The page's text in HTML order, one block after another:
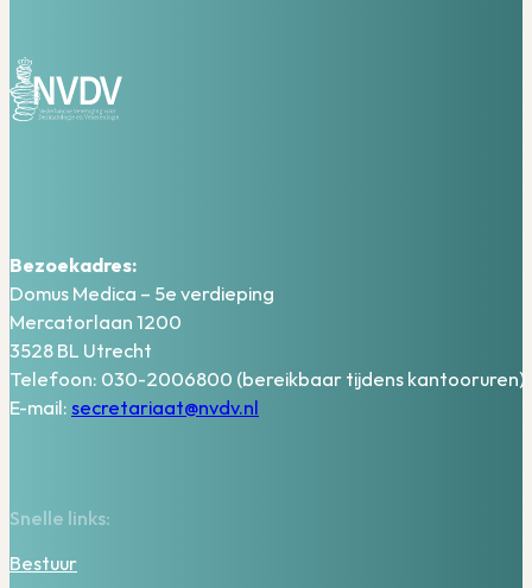
Bezoekadres:
Domus Medica – 5e verdieping
Mercatorlaan 1200
3528 BL Utrecht
Telefoon: 030-2006800 (bereikbaar tijdens kantooruren)
E-mail: secretariaat@nvdv.nl
Snelle links:
Bestuur